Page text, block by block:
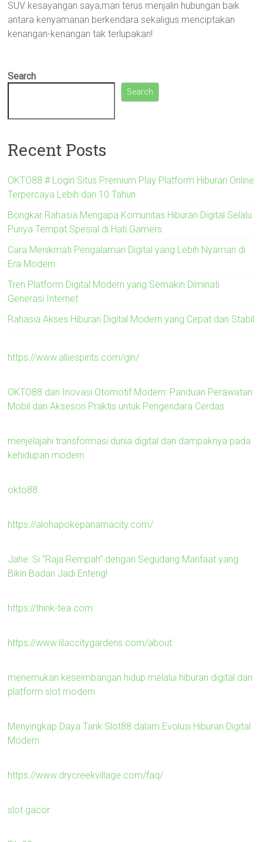
SUV kesayangan saya,mari terus menjalin hubungan baik
antara kenyamanan berkendara sekaligus menciptakan
kenangan-kenangan tak terlupakan!
Search
Search
Recent Posts
OKTO88 # Login Situs Premium Play Platform Hiburan Online
Terpercaya Lebih dari 10 Tahun
Bongkar Rahasia Mengapa Komunitas Hiburan Digital Selalu
Punya Tempat Spesial di Hati Gamers
Cara Menikmati Pengalaman Digital yang Lebih Nyaman di
Era Modern
Tren Platform Digital Modern yang Semakin Diminati
Generasi Internet
Rahasia Akses Hiburan Digital Modern yang Cepat dan Stabil
https://www.alliespirits.com/gin/
OKTO88 dan Inovasi Otomotif Modern: Panduan Perawatan
Mobil dan Aksesori Praktis untuk Pengendara Cerdas
menjelajahi transformasi dunia digital dan dampaknya pada
kehidupan modern
okto88
https://alohapokepanamacity.com/
Jahe: Si “Raja Rempah” dengan Segudang Manfaat yang
Bikin Badan Jadi Enteng!
https://think-tea.com
https://www.lilaccitygardens.com/about
menemukan keseimbangan hidup melalui hiburan digital dan
platform slot modern
Menyingkap Daya Tarik Slot88 dalam Evolusi Hiburan Digital
Modern
https://www.drycreekvillage.com/faq/
slot gacor